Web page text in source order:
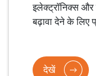
इलेक्ट्रॉनिक्स और
बढ़ावा देने के लिए
देखें